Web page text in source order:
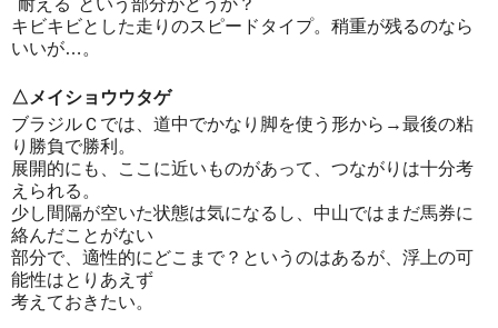
"耐える"という部分がどうか？
キビキビとした走りのスピードタイプ。稍重が残るのなら
いいが…。
△メイショウウタゲ
ブラジルＣでは、道中でかなり脚を使う形から→最後の粘
り勝負で勝利。
展開的にも、ここに近いものがあって、つながりは十分考
えられる。
少し間隔が空いた状態は気になるし、中山ではまだ馬券に
絡んだことがない
部分で、適性的にどこまで？というのはあるが、浮上の可
能性はとりあえず
考えておきたい。